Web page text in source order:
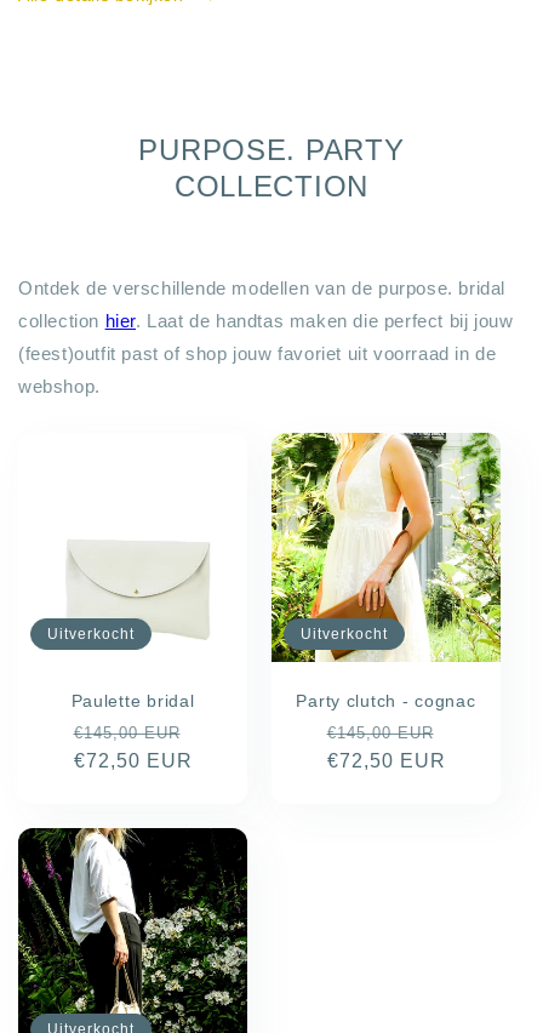
en
musketon
PURPOSE. PARTY
COLLECTION
Ontdek de verschillende modellen van de purpose. bridal
collection hier. Laat de handtas maken die perfect bij jouw
(feest)outfit past of shop jouw favoriet uit voorraad in de
webshop.
Uitverkocht
Paulette bridal
Normale
prijs
€145,00 EUR
Aanbiedingsprijs
€72,50 EUR
Uitverkocht
Party clutch - cognac
Normale
prijs
€145,00 EUR
€72,50 EUR